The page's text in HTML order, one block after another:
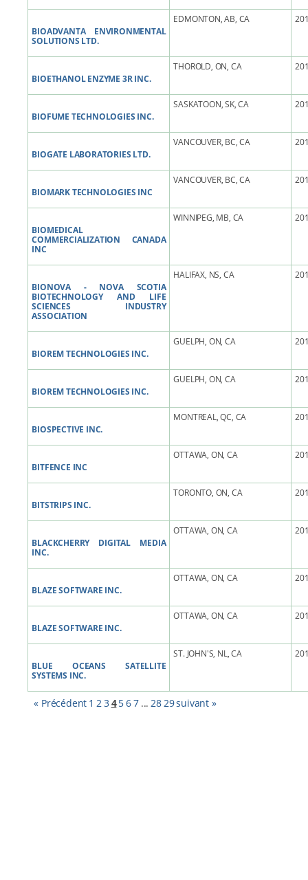
BIOADVANTA ENVIRONMENTAL
SOLUTIONS LTD.
EDMONTON, AB, CA
BIOETHANOL ENZYME 3R INC.
THOROLD, ON, CA
BIOFUME TECHNOLOGIES INC.
SASKATOON, SK, CA
BIOGATE LABORATORIES LTD.
VANCOUVER, BC, CA
BIOMARK TECHNOLOGIES INC
VANCOUVER, BC, CA
BIOMEDICAL
COMMERCIALIZATION CANADA
INC
WINNIPEG, MB, CA
BIONOVA - NOVA SCOTIA
BIOTECHNOLOGY AND LIFE
SCIENCES INDUSTRY
ASSOCIATION
HALIFAX, NS, CA
BIOREM TECHNOLOGIES INC.
GUELPH, ON, CA
BIOREM TECHNOLOGIES INC.
GUELPH, ON, CA
BIOSPECTIVE INC.
MONTREAL, QC, CA
BITFENCE INC
OTTAWA, ON, CA
BITSTRIPS INC.
TORONTO, ON, CA
BLACKCHERRY DIGITAL MEDIA
INC.
OTTAWA, ON, CA
BLAZE SOFTWARE INC.
OTTAWA, ON, CA
BLAZE SOFTWARE INC.
OTTAWA, ON, CA
BLUE OCEANS SATELLITE
SYSTEMS INC.
ST. JOHN'S, NL, CA
« Précédent 1 234567 ... 2829suivant »